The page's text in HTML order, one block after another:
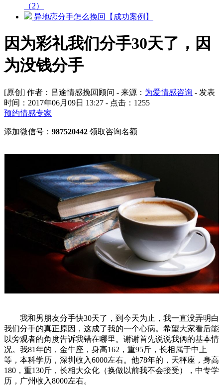
（2）
异地恋分手怎么挽回【成功案例】
因为彩礼我们分手30天了，因
为没钱分手
[原创] 作者：吕途情感挽回顾问 - 来源： 为爱情感咨询 - 发表
时间：2017年06月09日 13:27 - 点击： 1255
预约情感专家
添加微信号： 987520442 领取咨询名额
我和男朋友分手快30天了，到今天为止，我一直没弄明白
我们分手的真正原因，这成了我的一个心病。希望大家看后能
以旁观者的角度告诉我错在哪里。谢谢首先说说我俩的基本情
况。我81年的，金牛座，身高162，重95斤，长相属于中上
等，本科学历，深圳收入6000左右。他78年的，天秤座，身高
180，重130斤，长相大众化（换做以前我不会接受），中专学
历，广州收入8000左右。